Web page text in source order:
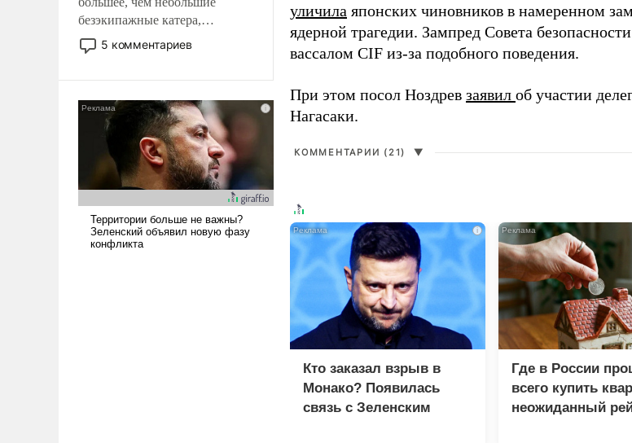
безэкипажные катера,
применение которых уже
стало обыденностью. Задача по
и ее реализация радикально
поднимет наши боевые
возможности.
5 комментариев
уличила японских чиновников в намеренном
ядерной трагедии. Зампред Совета
вассалом CIF из-за подобного поведения.
При этом посол Ноздрев заявил об участии
Нагасаки.
КОММЕНТАРИИ (21) ▼
i
Кто заказал взрыв в
Монако? Появилась
связь с Зеленским
Где в России
всего купить
неожиданный